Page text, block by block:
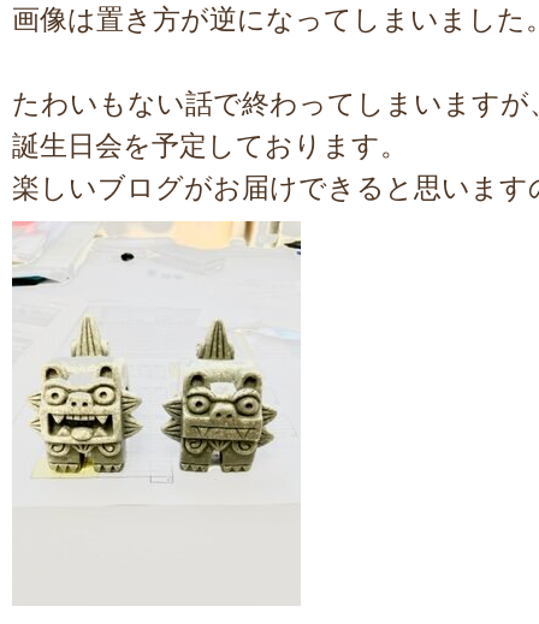
画像は置き方が逆になってしまいました
たわいもない話で終わってしまいますが
誕生日会を予定しております。
楽しいブログがお届けできると思います